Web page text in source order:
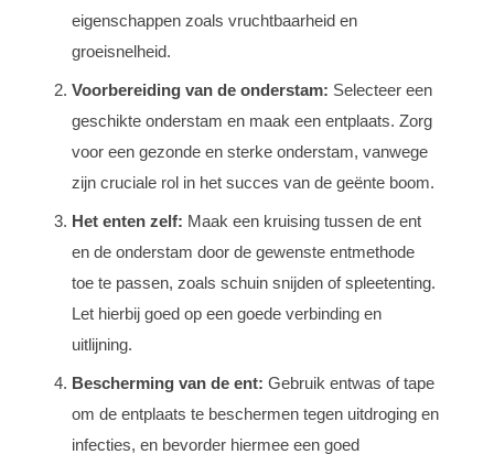
eigenschappen zoals vruchtbaarheid en
groeisnelheid.
Voorbereiding van de onderstam: Selecteer een
geschikte onderstam en maak een entplaats. Zorg
voor een gezonde en sterke onderstam, vanwege
zijn cruciale rol in het succes van de geënte boom.
Het enten zelf: Maak een kruising tussen de ent
en de onderstam door de gewenste entmethode
toe te passen, zoals schuin snijden of spleetenting.
Let hierbij goed op een goede verbinding en
uitlijning.
Bescherming van de ent: Gebruik entwas of tape
om de entplaats te beschermen tegen uitdroging en
infecties, en bevorder hiermee een goed